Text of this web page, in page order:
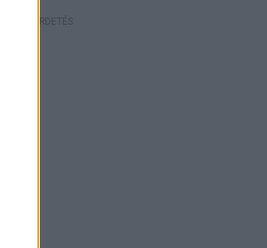
HIRDETÉS